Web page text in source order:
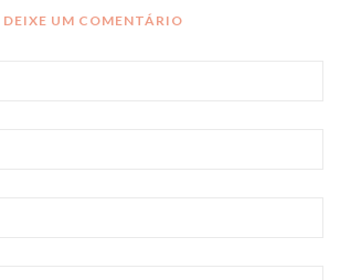
DEIXE UM COMENTÁRIO